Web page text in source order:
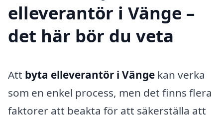
elleverantör i Vänge –
det här bör du veta
Att byta elleverantör i Vänge kan verka
som en enkel process, men det finns flera
faktorer att beakta för att säkerställa att